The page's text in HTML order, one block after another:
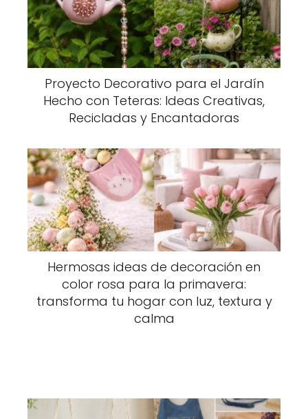
Proyecto Decorativo para el Jardín
Hecho con Teteras: Ideas Creativas,
Recicladas y Encantadoras
Hermosas ideas de decoración en
color rosa para la primavera:
transforma tu hogar con luz, textura y
calma